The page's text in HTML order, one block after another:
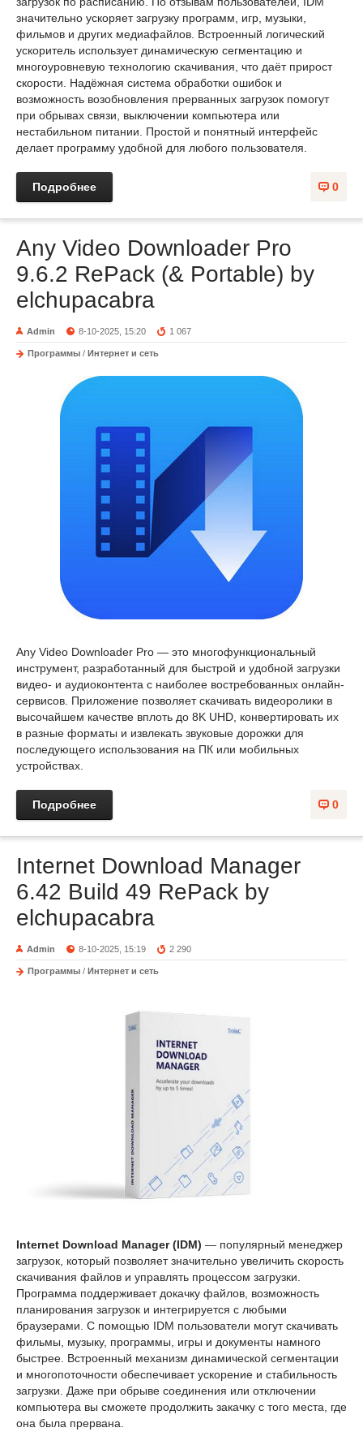
значительно ускоряет загрузку программ, игр, музыки,
фильмов и других медиафайлов. Встроенный логический
ускоритель использует динамическую сегментацию и
многоуровневую технологию скачивания, что даёт прирост
скорости. Надёжная система обработки ошибок и
возможность возобновления прерванных загрузок помогут
при обрывах связи, выключении компьютера или
нестабильном питании. Простой и понятный интерфейс
делает программу удобной для любого пользователя.
0
Подробнее
Any Video Downloader Pro
9.6.2 RePack (& Portable) by
elchupacabra
Admin 8-10-2025, 15:20 1 067
Программы / Интернет и сеть
Any Video Downloader Pro — это многофункциональный
инструмент, разработанный для быстрой и удобной загрузки
видео- и аудиоконтента с наиболее востребованных онлайн-
сервисов. Приложение позволяет скачивать видеоролики в
высочайшем качестве вплоть до 8K UHD, конвертировать их
в разные форматы и извлекать звуковые дорожки для
последующего использования на ПК или мобильных
устройствах.
0
Подробнее
Internet Download Manager
6.42 Build 49 RePack by
elchupacabra
Admin 8-10-2025, 15:19 2 290
Программы / Интернет и сеть
Internet Download Manager (IDM) — популярный менеджер
загрузок, который позволяет значительно увеличить скорость
скачивания файлов и управлять процессом загрузки.
Программа поддерживает докачку файлов, возможность
планирования загрузок и интегрируется с любыми
браузерами. С помощью IDM пользователи могут скачивать
фильмы, музыку, программы, игры и документы намного
быстрее. Встроенный механизм динамической сегментации
и многопоточности обеспечивает ускорение и стабильность
загрузки. Даже при обрыве соединения или отключении
компьютера вы сможете продолжить закачку с того места, где
она была прервана.